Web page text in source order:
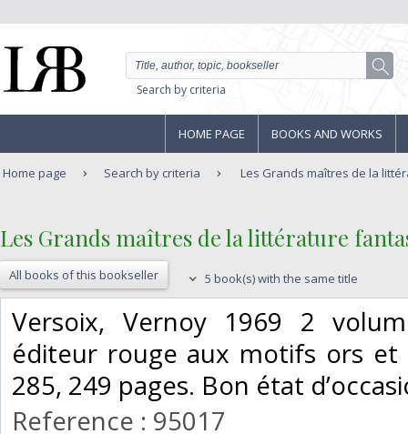
Search by criteria
HOME PAGE BOOKS AND WORKS
Home page Search by criteria Les Grands maîtres de la
‎Les Grands maîtres de la littérature
All books of this bookseller 5 book(s) with the same title
‎Versoix, Vernoy 1969 2
éditeur rouge aux motifs ors et
285, 249 pages. Bon état
Reference : 95017